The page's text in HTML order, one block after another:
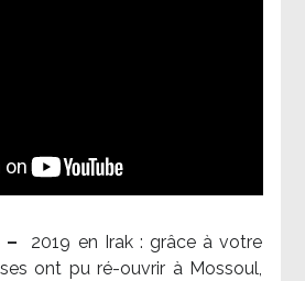
– 2019 en Irak : grâce à votre
ont pu ré-ouvrir à Mossoul,